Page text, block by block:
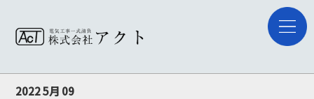
2022 5月 09